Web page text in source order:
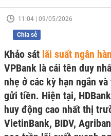
11:04 | 09/05/2026
Chia sẻ
Khảo sát lãi suất ngân
VPBank là cái tên duy
nhẹ ở các kỳ hạn ngắn
gửi tiền. Hiện tại,
huy động cao nhất thị
VietinBank, BIDV,